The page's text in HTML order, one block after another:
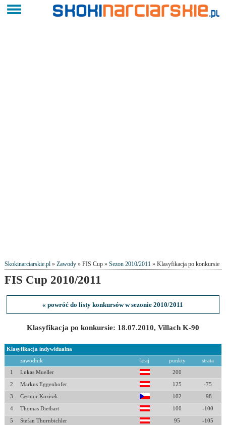
Skokinarciarskie.pl» Zawody» FIS Cup » Sezon 2010/2011» Klasyfikacja po konkursie
FIS Cup 2010/2011
« powróć do listy konkursów w sezonie 2010/2011
Klasyfikacja po konkursie: 18.07.2010, Villach K-90
Klasyfikacja indywidualna
zawodnik kraj punkty strata
1 Lukas Mueller 200
2 Markus Eggenhofer 125 -75
3 Cestmir Kozisek 102 -98
4 Thomas Diethart 100 -100
5 Stefan Thurnbichler 95 -105